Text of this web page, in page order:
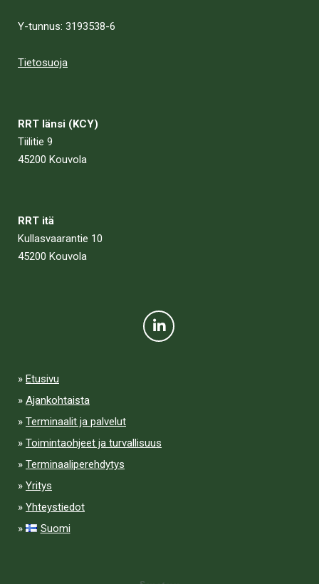
Y-tunnus: 3193538-6
Tietosuoja
RRT länsi (KCY)
Tiilitie 9
45200 Kouvola
RRT itä
Kullasvaarantie 10
45200 Kouvola
Etusivu
Ajankohtaista
Terminaalit ja palvelut
Toimintaohjeet ja turvallisuus
Terminaaliperehdytys
Yritys
Yhteystiedot
Suomi